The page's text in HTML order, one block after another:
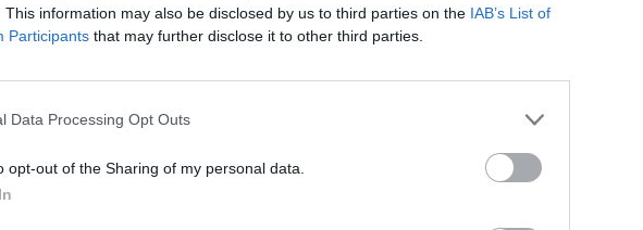
This information may also be disclosed by us to third parties on the IAB’s List of
Participants that may further disclose it to other third parties.
Data Processing Opt Outs
opt-out of the Sharing of my personal data.
fuente preferida de Google de forma gratuita.
a acollir la Fira de Nadal que se
tracta d’un esdeveniment en què participen
i que es complementa amb espectacles i